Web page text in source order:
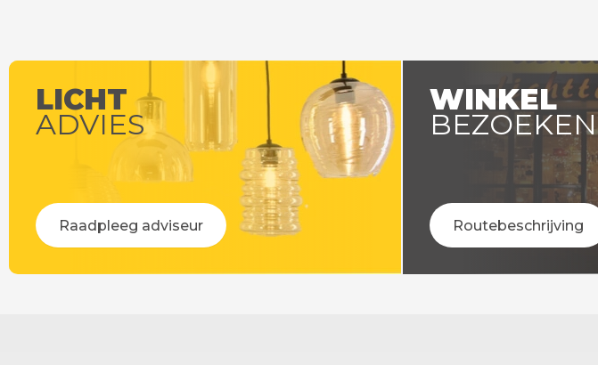
LICHT
ADVIES
Raadpleeg adviseur
WINKEL
BEZOEKEN
Routebeschrijving